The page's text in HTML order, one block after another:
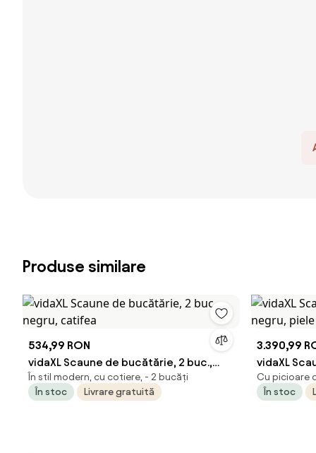
Produse similare
534,99 RON
vidaXL Scaune de bucătărie, 2 buc.,
negru, catifea
În stil modern, cu cotiere, - 2 bucăți
În stoc
Livrare gratuită
3.390,99
vidaXL
negru,
Cu picioare
În stoc